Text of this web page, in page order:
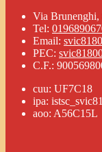
Via
Tel:
Email:
PEC:
C.F.:
cuu: UF7C18
ipa:
aoo: A56C15L